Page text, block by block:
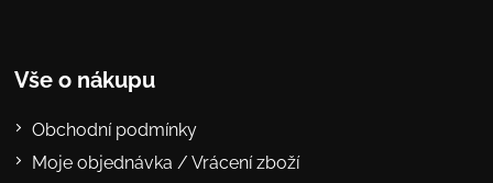
Vše o nákupu
Obchodní podmínky
Moje objednávka / Vrácení zboží